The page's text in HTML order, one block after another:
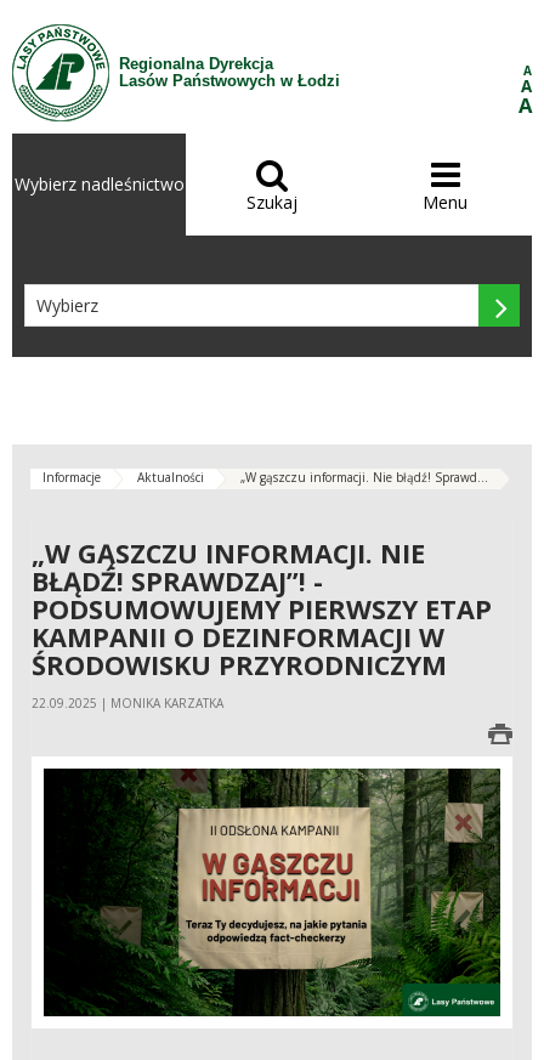
Przejdź do treści
Regionalna Dyrekcja
Lasów Państwowych w Łodzi
A
A
A
Wybierz nadleśnictwo 
Szukaj

Menu

Informacje Aktualności „W gąszczu informacji. Nie błądź! Sprawd...
„W GĄSZCZU INFORMACJI. NIE
BŁĄDŹ! SPRAWDZAJ”! -
PODSUMOWUJEMY PIERWSZY ETAP
KAMPANII O DEZINFORMACJI W
ŚRODOWISKU PRZYRODNICZYM
22.09.2025 | MONIKA KARZATKA